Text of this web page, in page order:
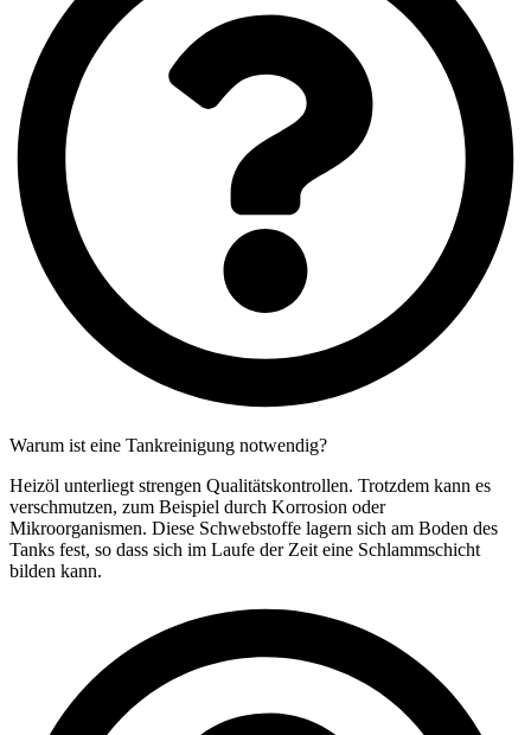
Warum ist eine Tankreinigung notwendig?
Heizöl unterliegt strengen Qualitätskontrollen. Trotzdem kann es
verschmutzen, zum Beispiel durch Korrosion oder
Mikroorganismen. Diese Schwebstoffe lagern sich am Boden des
Tanks fest, so dass sich im Laufe der Zeit eine Schlammschicht
bilden kann.